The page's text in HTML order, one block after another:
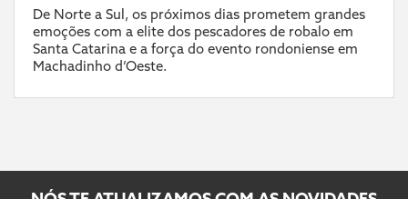
De Norte a Sul, os próximos dias prometem grandes
emoções com a elite dos pescadores de robalo em
Santa Catarina e a força do evento rondoniense em
Machadinho d’Oeste.